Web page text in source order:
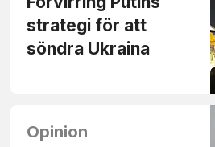
strategi för att
söndra Ukraina
Opinion